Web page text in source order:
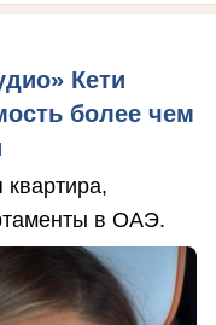
Кети
более чем
в ОАЭ.